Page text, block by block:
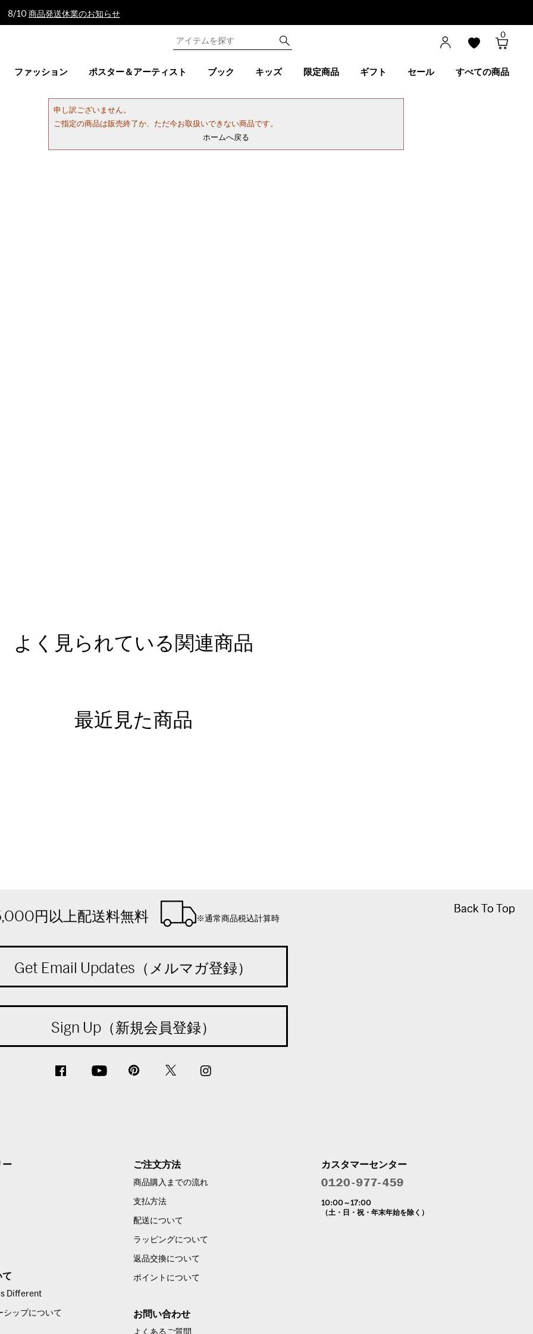
8/10 商品発送休業のお知らせ
0
ファッション ポスター＆アーティスト ブック キッズ 限定商品 ギフト セール すべての商品
申し訳ございません。
ご指定の商品は販売終了か、ただ今お取扱いできない商品です。
ホームへ戻る
よく見られている関連商品
最近見た商品
Back To Top
Back To Top
円以上配送料無料 ※通常商品税込計算時
Get Email Updates（メルマガ登録）
Sign Up（新規会員登録）
ー
て
Different
シップについて
ご注文方法
商品購入までの流れ
支払方法
配送について
ラッピングについて
返品交換について
ポイントについて
お問い合わせ
よくあるご質問
カスタマーセンター
10:00～17:00
（土・日・祝・年末年始を除く）